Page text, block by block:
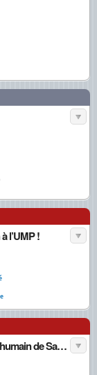
l’UMP !
Les caractères de la politique (4) : le bouclier (in)humain de Sarkozy